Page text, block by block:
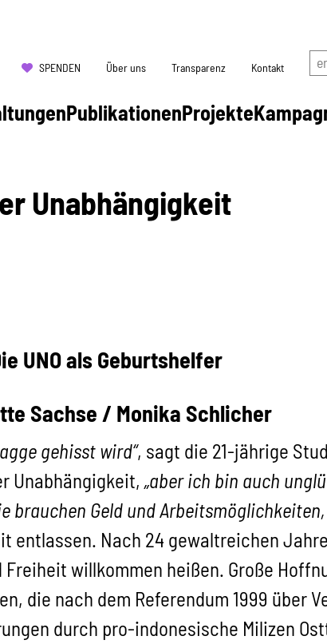
PublikationenProjekte
SPENDEN Über uns Transparenz Kontakt
Unabhängigkeit
UNO als Geburtshelfer
Sachse / Monika Schlicher
gehisst wird“, sagt die 21-jährige
Unabhängigkeit, „aber ich bin auch
Geld und
entlassen. Nach 24 gewaltreichen
willkommen heißen. Große
die nach dem Referendum 1999 über
durch pro-indonesische Milizen